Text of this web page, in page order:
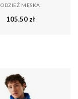
ODZIEŻ MĘSKA
105.50 zł